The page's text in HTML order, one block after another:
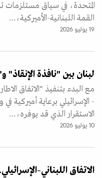
المتحدة، في سياق مستلزمات
القمة اللبنانية-الأميركية،…
19 يوليو 2026
لبنان بين "نافذة
مع البدء بتنفيذ "الاتفاق
- الإسرائيلي برعاية أميركية
الاستقرار الذي قد يوفره،…
10 يوليو 2026
الاتفاق